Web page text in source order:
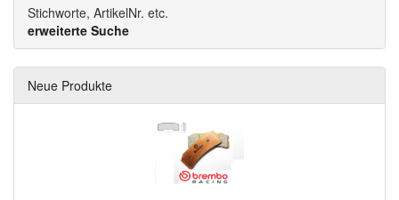
Stichworte, ArtikelNr. etc.
erweiterte Suche
Neue Produkte